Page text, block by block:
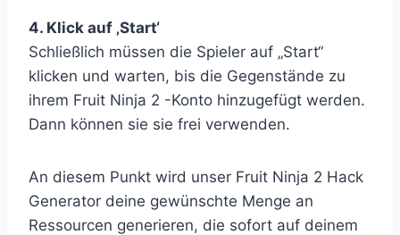
4. Klick auf ‚Start‘
Schließlich müssen die Spieler auf „Start“
klicken und warten, bis die Gegenstände zu
ihrem Fruit Ninja 2 -Konto hinzugefügt werden.
Dann können sie sie frei verwenden.
An diesem Punkt wird unser Fruit Ninja 2 Hack
Generator deine gewünschte Menge an
Ressourcen generieren, die sofort auf deinem